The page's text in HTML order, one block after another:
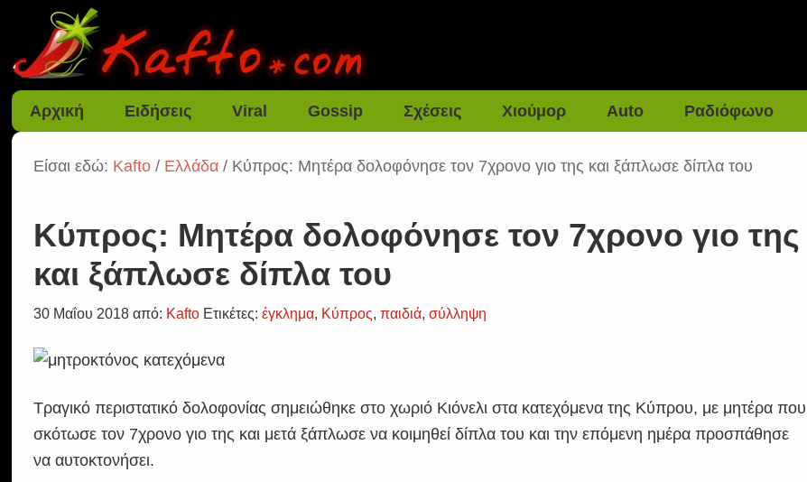
Αρχική Ειδήσεις Viral Gossip Σχέσεις Χιούμορ Auto Ραδιόφωνο
Είσαι εδώ: Kafto / Ελλάδα / Κύπρος: Μητέρα δολοφόνησε τον 7χρονο γιο της και ξάπλωσε δίπλα του
Κύπρος: Μητέρα δολοφόνησε τον 7χρονο γιο της
και ξάπλωσε δίπλα του
30 Μαΐου 2018 από: Kafto Ετικέτες:έγκλημα, Κύπρος,παιδιά,σύλληψη
Τραγικό περιστατικό δολοφονίας σημειώθηκε στο χωριό Κιόνελι στα κατεχόμενα της Κύπρου, με μητέρα που
σκότωσε τον 7χρονο γιο της και μετά ξάπλωσε να κοιμηθεί δίπλα του και την επόμενη ημέρα προσπάθησε
να αυτοκτονήσει.